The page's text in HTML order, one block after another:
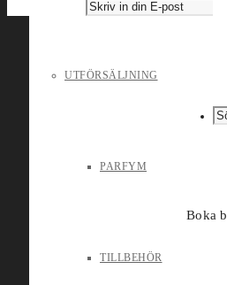
UTFÖRSÄLJNING
PARFYM
TILLBEHÖR
Boka